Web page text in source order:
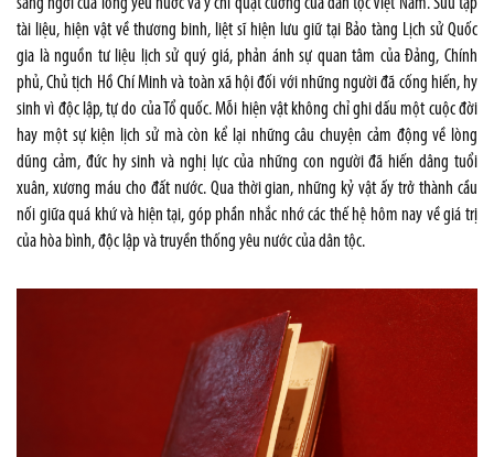
sáng ngời của lòng yêu nước và ý chí quật cường của dân tộc Việt Nam. Sưu tập
tài liệu, hiện vật về thương binh, liệt sĩ hiện lưu giữ tại Bảo tàng Lịch sử Quốc
gia là nguồn tư liệu lịch sử quý giá, phản ánh sự quan tâm của Đảng, Chính
phủ, Chủ tịch Hồ Chí Minh và toàn xã hội đối với những người đã cống hiến, hy
sinh vì độc lập, tự do của Tổ quốc. Mỗi hiện vật không chỉ ghi dấu một cuộc đời
hay một sự kiện lịch sử mà còn kể lại những câu chuyện cảm động về lòng
dũng cảm, đức hy sinh và nghị lực của những con người đã hiến dâng tuổi
xuân, xương máu cho đất nước. Qua thời gian, những kỷ vật ấy trở thành cầu
nối giữa quá khứ và hiện tại, góp phần nhắc nhớ các thế hệ hôm nay về giá trị
của hòa bình, độc lập và truyền thống yêu nước của dân tộc.